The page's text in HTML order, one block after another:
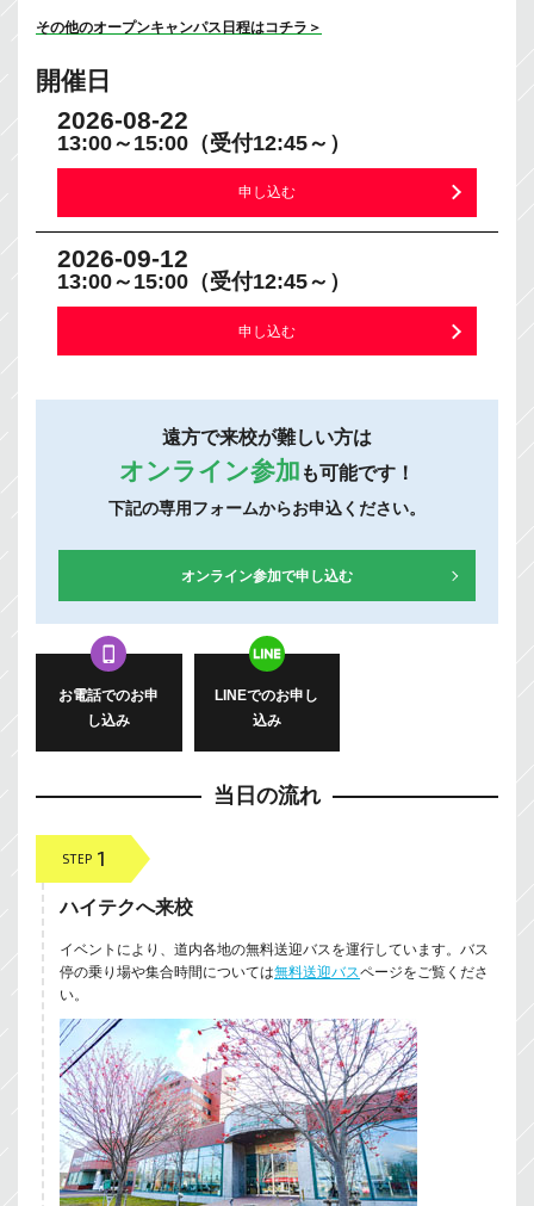
その他のオープンキャンパス日程はコチラ＞
開催日
2026-08-22
13:00～15:00（受付12:45～）
申し込む
2026-09-12
13:00～15:00（受付12:45～）
申し込む
遠方で来校が難しい方は
オンライン参加 も可能です！
下記の専用フォームからお申込ください。
オンライン参加で申し込む
お電話でのお申
し込み
LINEでのお申し
込み
当日の流れ
STEP 1
ハイテクへ来校
イベントにより、道内各地の無料送迎バスを運行しています。バス
停の乗り場や集合時間については無料送迎バスページをご覧くださ
い。